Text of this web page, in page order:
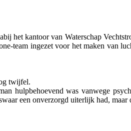
het kantoor van Waterschap
team ingezet voor het maken van
twijfel.
hulpbehoevend was vanwege
een onverzorgd uiterlijk had, maar